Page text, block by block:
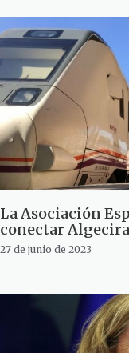
La Asociación
conectar
27 de junio de 2023